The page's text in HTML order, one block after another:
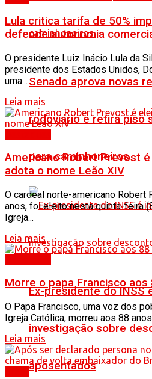
Senado aprova novas
rodoviário e retira piso
para caminhoneiros
Ex-presidente do INSS
investigação sobre
aposentados
Lula critica tarifa de 50%
defende autonomia
O presidente Luiz Inácio Lula da
presidente dos Estados Unidos,
uma...
Leia mais
Americano Robert Prevost
adota o nome Leão XIV
O cardeal norte-americano Robert
anos, foi eleito nesta quinta-feira
Igreja...
Leia mais
Morre o papa Francisco
O Papa Francisco, uma voz dos
Igreja Católica, morreu aos 88
Leia mais